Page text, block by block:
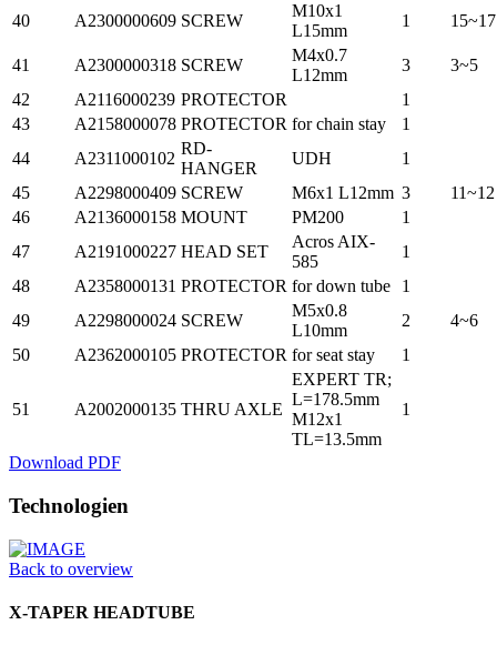
40 A2300000609 SCREW
M10x1
L15mm
1 15~17
41 A2300000318 SCREW
M4x0.7
L12mm
3
3~5
42
A2116000239 PROTECTOR
1
43
A2158000078 PROTECTOR for chain stay
1
44
A2311000102
RD-
HANGER
UDH
1
45
A2298000409 SCREW M6x1 L12mm 3
11~12
46
A2136000158 MOUNT PM200
1
47
A2191000227 HEAD SET
Acros AIX-
585
1
48
A2358000131 PROTECTOR for down tube
1
49
A2298000024 SCREW
M5x0.8
L10mm
2
4~6
50
A2362000105 PROTECTOR for seat stay 1
51 A2002000135 THRU AXLE
EXPERT TR;
L=178.5mm
M12x1
TL=13.5mm
1
Download PDF
Technologien
Back to overview
X-TAPER HEADTUBE